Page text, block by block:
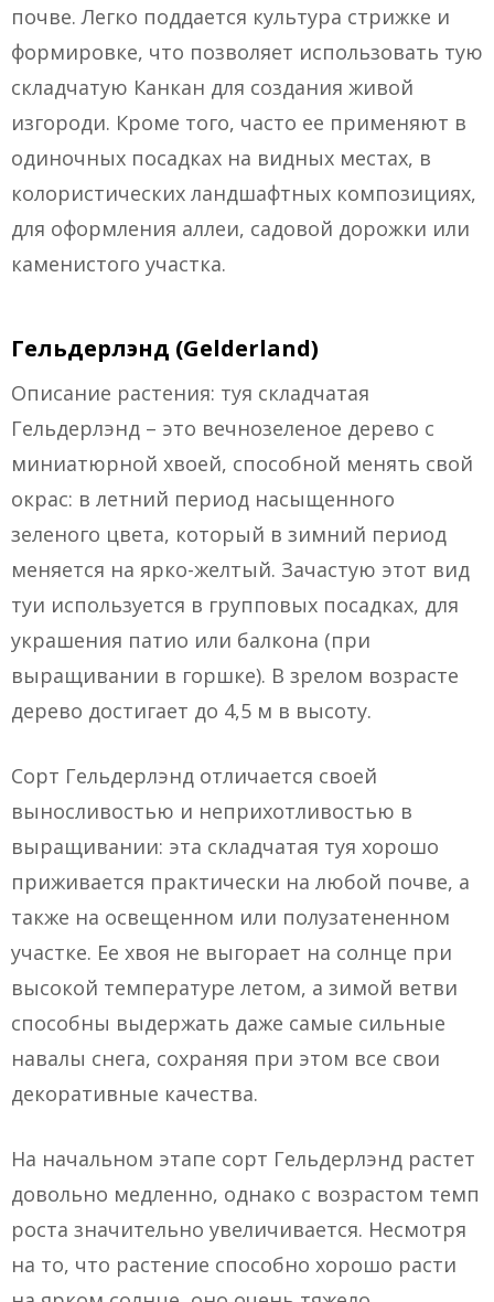
почве. Легко поддается культура стрижке и
формировке, что позволяет использовать тую
складчатую Канкан для создания живой
изгороди. Кроме того, часто ее применяют в
одиночных посадках на видных местах, в
колористических ландшафтных композициях,
для оформления аллеи, садовой дорожки или
каменистого участка.
Гельдерлэнд (Gelderland)
Описание растения: туя складчатая
Гельдерлэнд – это вечнозеленое дерево с
миниатюрной хвоей, способной менять свой
окрас: в летний период насыщенного
зеленого цвета, который в зимний период
меняется на ярко-желтый. Зачастую этот вид
туи используется в групповых посадках, для
украшения патио или балкона (при
выращивании в горшке). В зрелом возрасте
дерево достигает до 4,5 м в высоту.
Сорт Гельдерлэнд отличается своей
выносливостью и неприхотливостью в
выращивании: эта складчатая туя хорошо
приживается практически на любой почве, а
также на освещенном или полузатененном
участке. Ее хвоя не выгорает на солнце при
высокой температуре летом, а зимой ветви
способны выдержать даже самые сильные
навалы снега, сохраняя при этом все свои
декоративные качества.
На начальном этапе сорт Гельдерлэнд растет
довольно медленно, однако с возрастом темп
роста значительно увеличивается. Несмотря
на то, что растение способно хорошо расти